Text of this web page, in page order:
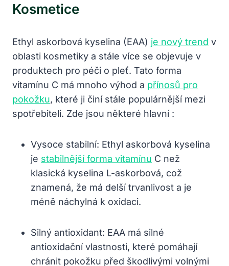
Kosmetice
Ethyl askorbová kyselina (EAA) je nový trend v
oblasti kosmetiky a stále více se objevuje v
produktech pro péči o pleť. Tato forma
vitamínu C má mnoho výhod a přínosů pro
pokožku, které ji činí stále populárnější mezi
spotřebiteli. Zde jsou některé hlavní :
Vysoce stabilní: Ethyl askorbová kyselina
je stabilnější forma vitamínu C než
klasická kyselina L-askorbová, což
znamená, že má delší trvanlivost a je
méně náchylná k oxidaci.
Silný antioxidant: EAA má silné
antioxidační vlastnosti, které pomáhají
chránit pokožku před škodlivými volnými